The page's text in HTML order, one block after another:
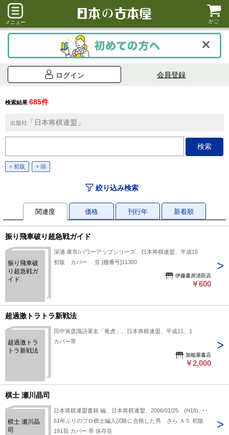
メニュー かご
ログイン 会員登録
検索結果 685件
出版社 「日本将棋連盟」
+ 初版 + 揃
絞り込み検索
関連度 価格 刊行年 新着順
振り飛車破り超急戦ガイド
振り飛車破
り超急戦ガ
イド
深浦 康市/パワーアップシリーズ、日本将棋連盟、平成16
初版 カバー 並 [棚番号]11300
伊藤書房清田店
￥600
超過激トラトラ新戦法
超過激トラ
トラ新戦法
田中寅彦識語署名「竜虎」、日本将棋連盟、平成11、1
カバー帯
加能屋書店
￥2,000
棋士 瀬川晶司
棋士 瀬川晶
司
日本将棋連盟書籍 編、日本将棋連盟、2006/01/25 (H18)、1
61年ぶりのプロ棋士編入試験に合格した男 さら Ａ５ 初版
191頁 カバー 帯 保存良